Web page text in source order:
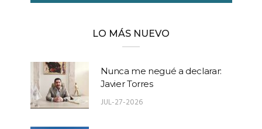
LO MÁS NUEVO
Nunca me negué a declarar:
Javier Torres
JUL-27-2026